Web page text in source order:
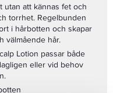
utan att kännas fet och
torrhet. Regelbunden
i hårbotten och skapar
välmående hår.
Lotion passar både
eller vid behov